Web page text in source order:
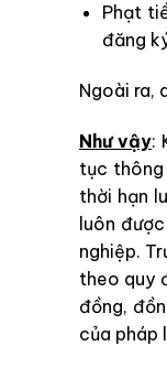
Phạt
đăng
Ngoài ra,
Như vậy:
tục
thời hạn
luôn
nghiệp.
theo quy
đồng,
của pháp